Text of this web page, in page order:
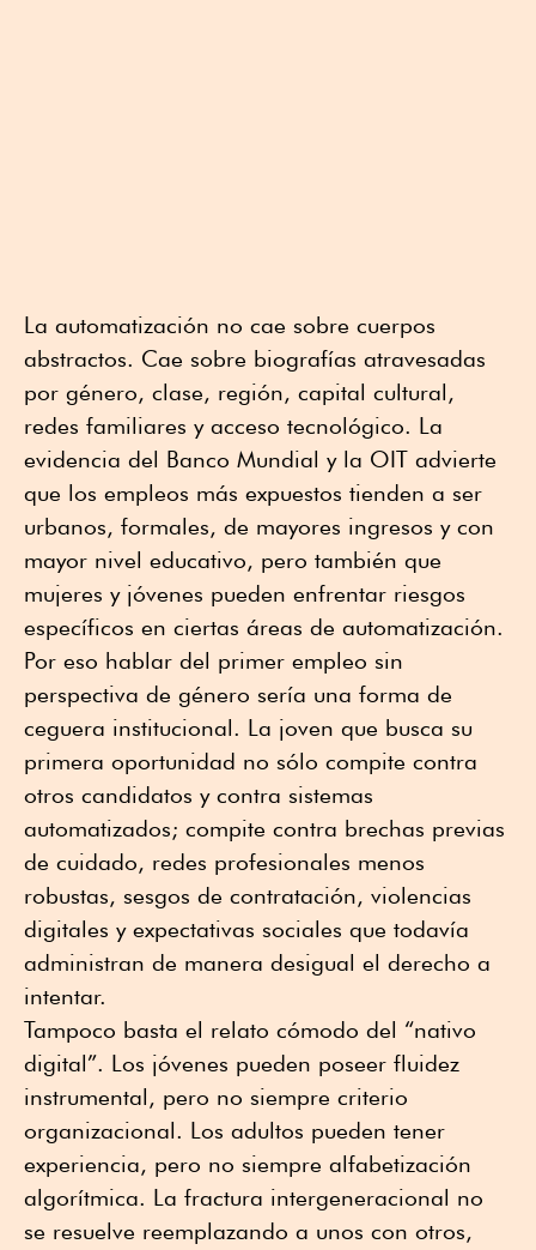
La automatización no cae sobre cuerpos
abstractos. Cae sobre biografías atravesadas
por género, clase, región, capital cultural,
redes familiares y acceso tecnológico. La
evidencia del Banco Mundial y la OIT advierte
que los empleos más expuestos tienden a ser
urbanos, formales, de mayores ingresos y con
mayor nivel educativo, pero también que
mujeres y jóvenes pueden enfrentar riesgos
específicos en ciertas áreas de automatización.
Por eso hablar del primer empleo sin
perspectiva de género sería una forma de
ceguera institucional. La joven que busca su
primera oportunidad no sólo compite contra
otros candidatos y contra sistemas
automatizados; compite contra brechas previas
de cuidado, redes profesionales menos
robustas, sesgos de contratación, violencias
digitales y expectativas sociales que todavía
administran de manera desigual el derecho a
intentar.
Tampoco basta el relato cómodo del “nativo
digital”. Los jóvenes pueden poseer fluidez
instrumental, pero no siempre criterio
organizacional. Los adultos pueden tener
experiencia, pero no siempre alfabetización
algorítmica. La fractura intergeneracional no
se resuelve reemplazando a unos con otros,